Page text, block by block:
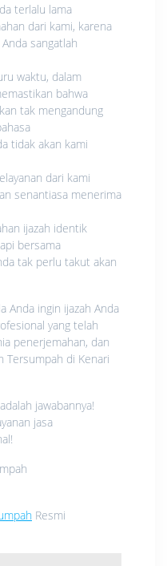
terlalu lama
dari kami, karena
sangatlah
waktu, dalam
bahwa
tak mengandung
tidak akan kami
dari kami
senantiasa menerima
ijazah identik
bersama
tak perlu takut akan
Anda ingin ijazah Anda
yang telah
penerjemahan, dan
Tersumpah di Kenari
jawabannya!
jasa
Resmi